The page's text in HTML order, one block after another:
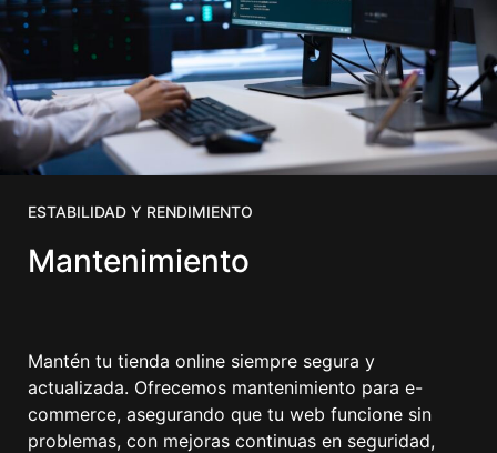
ESTABILIDAD Y RENDIMIENTO
Mantenimiento
Mantén tu tienda online siempre segura y
actualizada. Ofrecemos mantenimiento para e-
commerce, asegurando que tu web funcione sin
problemas, con mejoras continuas en seguridad,